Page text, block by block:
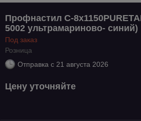
Профнастил С-
5002 ультрамариново- синий)
Под заказ
Розница
Отправка с 21 августа 2026
Цену уточняйте